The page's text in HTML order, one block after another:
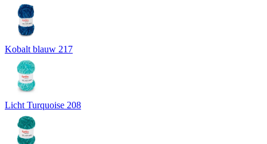
Kobalt blauw 217
Licht Turquoise 208